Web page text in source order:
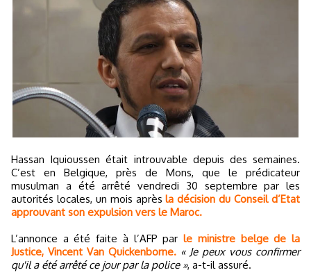
Hassan Iquioussen était introuvable depuis des semaines.
C’est en Belgique, près de Mons, que le prédicateur
musulman a été arrêté vendredi 30 septembre par les
autorités locales, un mois aprèsla décision du Conseil d’Etat
approuvant son expulsion vers le Maroc.
L’annonce a été faite à l’AFP parle ministre belge de la
Justice, Vincent Van Quickenborne. « Je peux vous confirmer
qu'il a été arrêté ce jour par la police », a-t-il assuré.